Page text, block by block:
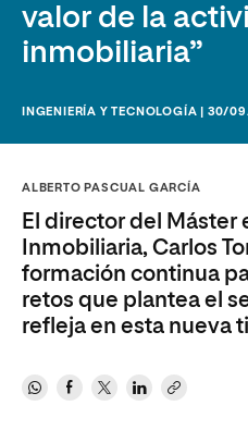
valor de la
inmobiliaria”
INGENIERÍA Y TECNOLOGÍA | 30/
ALBERTO PASCUAL GARCÍA
El director del Máster
Inmobiliaria, Carlos
formación continua
retos que plantea el
refleja en esta nueva